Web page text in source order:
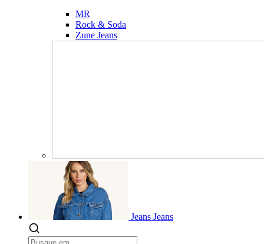
MR
Rock & Soda
Zune Jeans
Jeans Jeans